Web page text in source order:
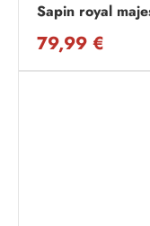
Sapin royal
79,99 €